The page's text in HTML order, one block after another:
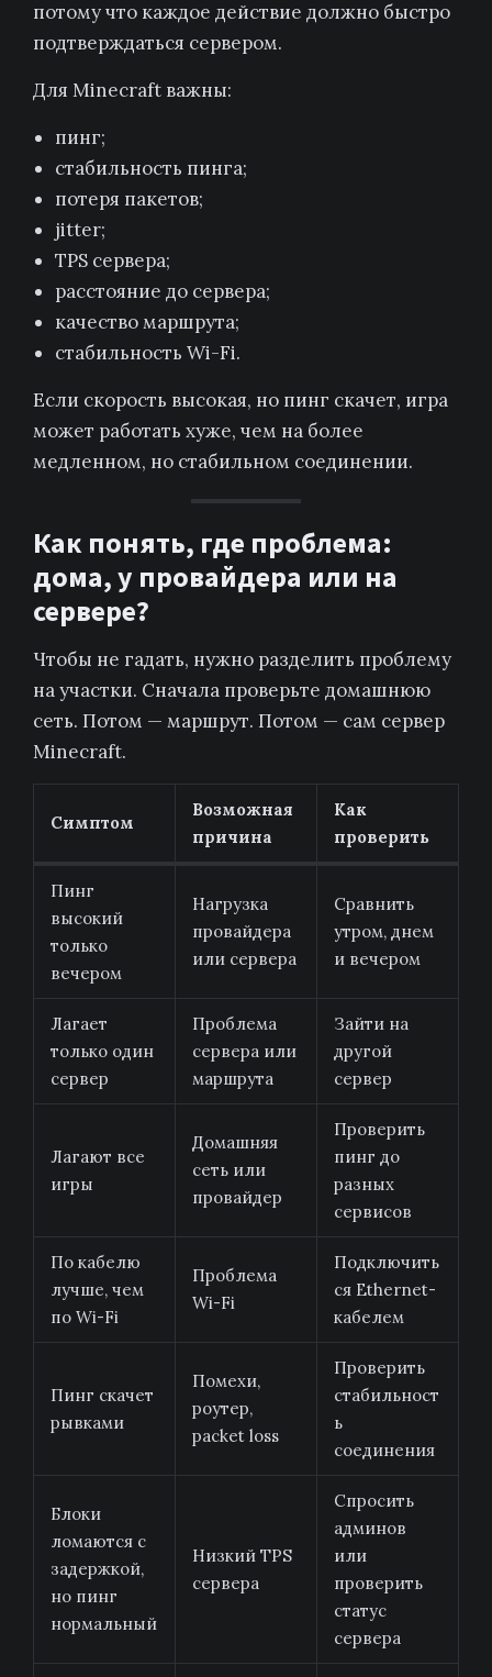
потому что каждое действие должно быстро
подтверждаться сервером.
Для Minecraft важны:
пинг;
стабильность пинга;
потеря пакетов;
jitter;
TPS сервера;
расстояние до сервера;
качество маршрута;
стабильность Wi-Fi.
Если скорость высокая, но пинг скачет, игра
может работать хуже, чем на более
медленном, но стабильном соединении.
Как понять, где проблема:
дома, у провайдера или на
сервере?
Чтобы не гадать, нужно разделить проблему
на участки. Сначала проверьте домашнюю
сеть. Потом — маршрут. Потом — сам сервер
Minecraft.
Симптом
Возможная
причина
Как
проверить
Пинг
высокий
только
вечером
Нагрузка
провайдера
или сервера
Сравнить
утром, днем
и вечером
Лагает
только один
сервер
Проблема
сервера или
маршрута
Зайти на
другой
сервер
Лагают все
игры
Домашняя
сеть или
провайдер
Проверить
пинг до
разных
сервисов
По кабелю
лучше, чем
по Wi-Fi
Проблема
Wi-Fi
Подключить
ся Ethernet-
кабелем
Пинг скачет
рывками
Помехи,
роутер,
packet loss
Проверить
стабильност
ь
соединения
Блоки
ломаются с
задержкой,
но пинг
нормальный
Низкий TPS
сервера
Спросить
админов
или
проверить
статус
сервера